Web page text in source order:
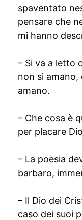
spaventato
pensare che
mi hanno
– Si va a letto
non si amano,
amano.
– Che cosa è
per placare
– La poesia
barbaro,
– Il Dio dei
caso dei suoi